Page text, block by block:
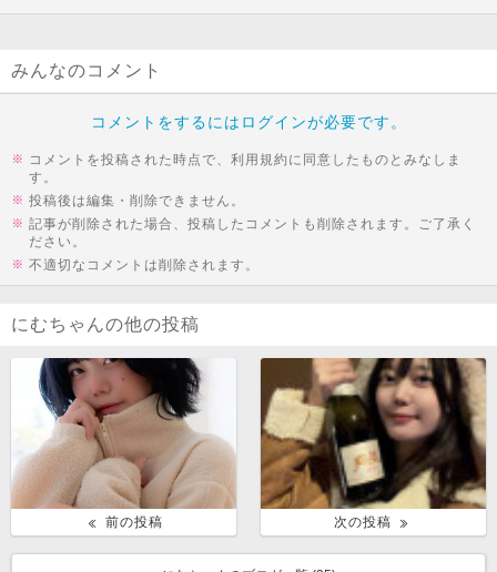
みんなのコメント
コメントをするにはログインが必要です。
コメントを投稿された時点で、利用規約に同意したものとみなしま
す。
投稿後は編集・削除できません。
記事が削除された場合、投稿したコメントも削除されます。ご了承く
ださい。
不適切なコメントは削除されます。
にむちゃんの他の投稿
前の投稿 次の投稿